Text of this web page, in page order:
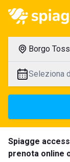
Borgo
Seleziona
Spiagge
prenota online